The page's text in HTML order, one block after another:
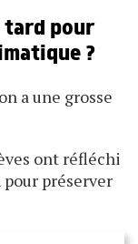
tard pour
?
a une grosse
ont réfléchi
pour préserver